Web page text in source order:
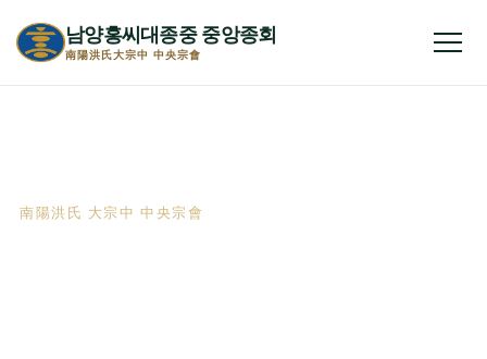
남양홍씨대종중 중앙종회
南陽洪氏大宗中 中央宗會 전체
南陽洪氏 大宗中 中央宗會